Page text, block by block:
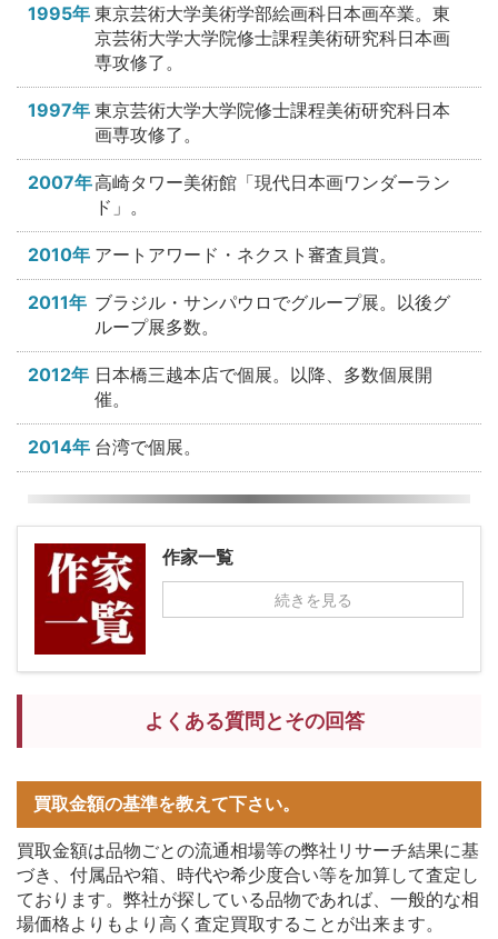
1995年 東京芸術大学美術学部絵画科日本画卒業。東
京芸術大学大学院修士課程美術研究科日本画
専攻修了。
1997年 東京芸術大学大学院修士課程美術研究科日本
画専攻修了。
2007年高崎タワー美術館「現代日本画ワンダーラン
ド」。
2010年 アートアワード・ネクスト審査員賞。
2011年 ブラジル・サンパウロでグループ展。以後グ
ループ展多数。
2012年 日本橋三越本店で個展。以降、多数個展開
催。
2014年 台湾で個展。
作家一覧
続きを見る
よくある質問とその回答
買取金額の基準を教えて下さい。
買取金額は品物ごとの流通相場等の弊社リサーチ結果に基
づき、付属品や箱、時代や希少度合い等を加算して査定し
ております。弊社が探している品物であれば、一般的な相
場価格よりもより高く査定買取することが出来ます。